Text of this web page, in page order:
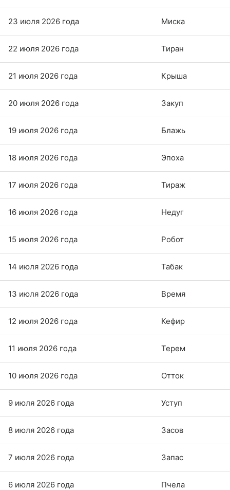
23 июля 2026 года Миска
22 июля 2026 года Тиран
21 июля 2026 года Крыша
20 июля 2026 года Закуп
19 июля 2026 года Блажь
18 июля 2026 года Эпоха
17 июля 2026 года Тираж
16 июля 2026 года Недуг
15 июля 2026 года Робот
14 июля 2026 года Табак
13 июля 2026 года Время
12 июля 2026 года Кефир
11 июля 2026 года Терем
10 июля 2026 года Отток
9 июля 2026 года Уступ
8 июля 2026 года Засов
7 июля 2026 года Запас
6 июля 2026 года Пчела